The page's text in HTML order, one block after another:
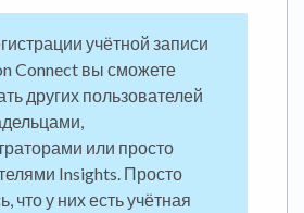
учётной записи
Connect вы сможете
других пользователей
или просто
Insights. Просто
что у них есть учётная